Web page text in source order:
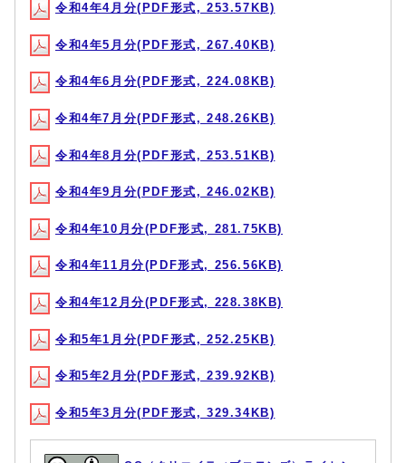
令和4年4月分(PDF形式, 253.57KB)
令和4年5月分(PDF形式, 267.40KB)
令和4年6月分(PDF形式, 224.08KB)
令和4年7月分(PDF形式, 248.26KB)
令和4年8月分(PDF形式, 253.51KB)
令和4年9月分(PDF形式, 246.02KB)
令和4年10月分(PDF形式, 281.75KB)
令和4年11月分(PDF形式, 256.56KB)
令和4年12月分(PDF形式, 228.38KB)
令和5年1月分(PDF形式, 252.25KB)
令和5年2月分(PDF形式, 239.92KB)
令和5年3月分(PDF形式, 329.34KB)